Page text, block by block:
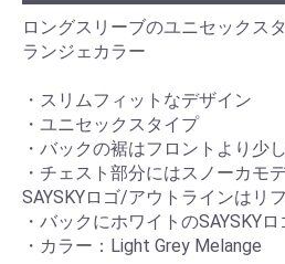
ロングスリーブのユニセックス
ランジェカラー
・スリムフィットなデザイン
・ユニセックスタイプ
・バックの裾はフロントより少
・チェスト部分にはスノーカモ
SAYSKYロゴ/アウトラインはリ
・バックにホワイトのSAYSKY
・カラー：Light Grey Melange